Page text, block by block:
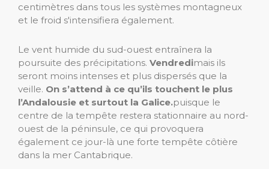
centimètres dans tous les systèmes montagneux
et le froid s'intensifiera également.
Le vent humide du sud-ouest entraînera la
poursuite des précipitations. Vendredimais ils
seront moins intenses et plus dispersés que la
veille. On s’attend à ce qu’ils touchent le plus
l’Andalousie et surtout la Galice.puisque le
centre de la tempête restera stationnaire au nord-
ouest de la péninsule, ce qui provoquera
également ce jour-là une forte tempête côtière
dans la mer Cantabrique.